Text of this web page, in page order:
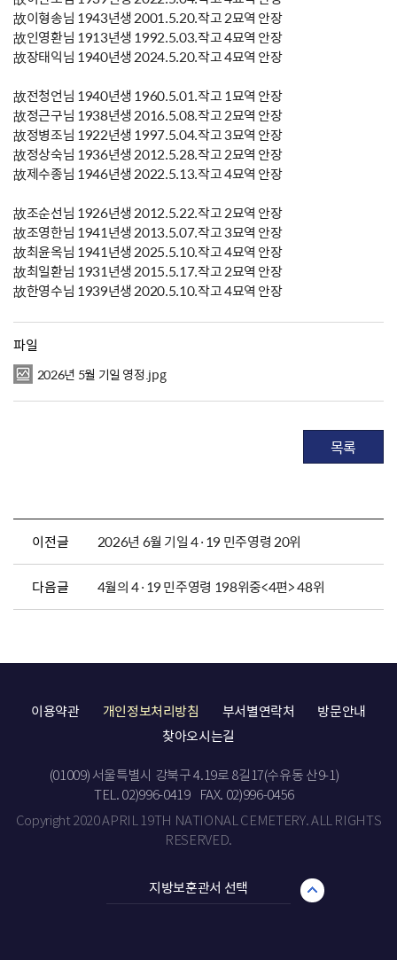
故이형송님 1943년생 2001.5.20.작고 2묘역 안장
故인영환님 1913년생 1992.5.03.작고 4묘역 안장
故장태익님 1940년생 2024.5.20.작고 4묘역 안장
故전청언님 1940년생 1960.5.01.작고 1묘역 안장
故정근구님 1938년생 2016.5.08.작고 2묘역 안장
故정병조님 1922년생 1997.5.04.작고 3묘역 안장
故정상숙님 1936년생 2012.5.28.작고 2묘역 안장
故제수종님 1946년생 2022.5.13.작고 4묘역 안장
故조순선님 1926년생 2012.5.22.작고 2묘역 안장
故조영한님 1941년생 2013.5.07.작고 3묘역 안장
故최윤옥님 1941년생 2025.5.10.작고 4묘역 안장
故최일환님 1931년생 2015.5.17.작고 2묘역 안장
故한영수님 1939년생 2020.5.10.작고 4묘역 안장
파일
2026년 5월 기일 영정.jpg
목록
이전글 2026년 6월 기일 4·19 민주영령 20위
다음글 4월의 4·19 민주영령 198위중<4편> 48위
이용약관 개인정보처리방침 부서별연락처
방문안내
찾아오시는길
(01009) 서울특별시 강북구 4.19로 8길17(수유동 산9-1)
TEL. 02)996-0419
FAX. 02)996-0456
Copyright 2020 APRIL 19TH NATIONAL CEMETERY. ALL RIGHTS
RESERVED.
지방보훈관서 선택